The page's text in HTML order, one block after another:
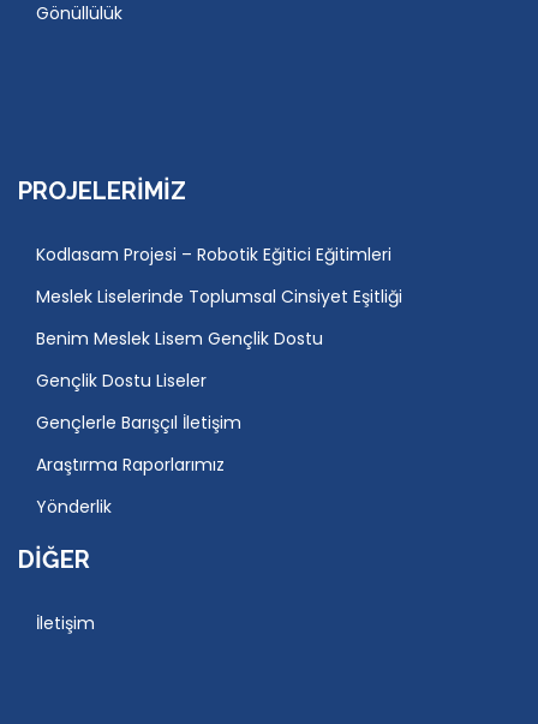
Gönüllülük
PROJELERIMIZ
Kodlasam Projesi – Robotik Eğitici Eğitimleri
Meslek Liselerinde Toplumsal Cinsiyet Eşitliği
Benim Meslek Lisem Gençlik Dostu
Gençlik Dostu Liseler
Gençlerle Barışçıl İletişim
Araştırma Raporlarımız
Yönderlik
DIĞER
İletişim